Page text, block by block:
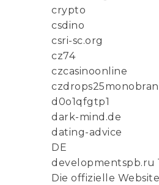
crypto
csdino
csri-sc.org
cz74
czcasinoonline
d0o1qfgtp1
dark-mind.de
dating-advice
DE
developmentspb.ru
Die offizielle